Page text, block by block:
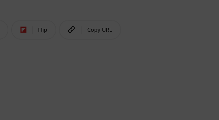
Flip Copy URL